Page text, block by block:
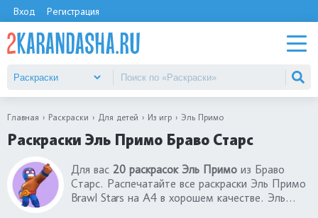
Вход Регистрация
Главная Раскраски Для детей Из игр Эль Примо
Раскраски Эль Примо Браво Старс
Для вас 20 раскрасок Эль Примо из Браво
Старс. Распечатайте все раскраски Эль Примо
Brawl Stars на А4 в хорошем качестве. Эль